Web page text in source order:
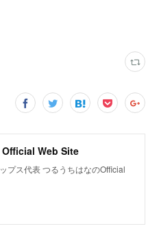
Official Web Site
プス代表 つるうちはなのOfficial